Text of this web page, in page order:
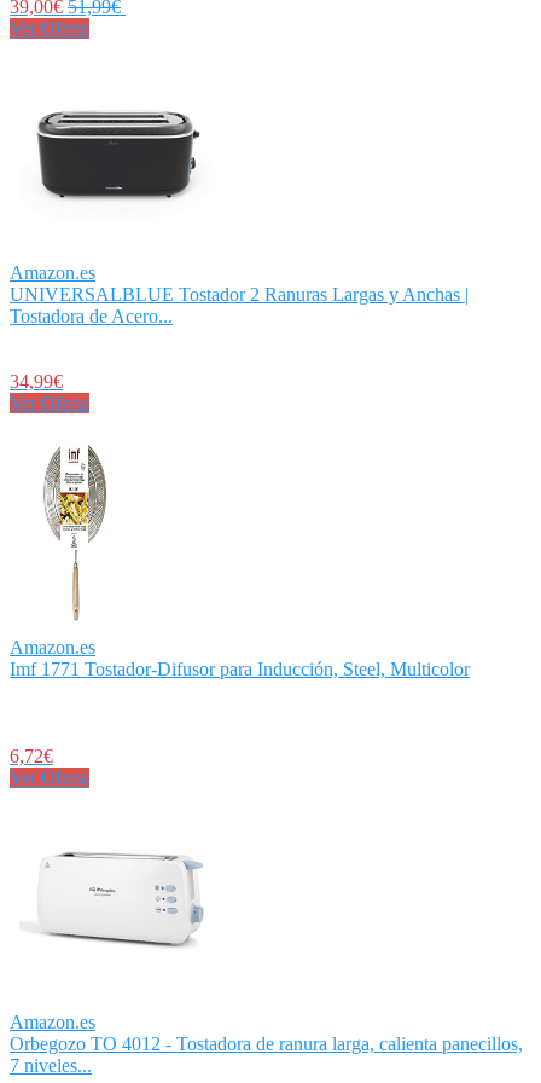
39,00€ 51,99€
Ver Oferta
Amazon.es
UNIVERSALBLUE Tostador 2 Ranuras Largas y Anchas |
Tostadora de Acero...
34,99€
Ver Oferta
Amazon.es
Imf 1771 Tostador-Difusor para Inducción, Steel, Multicolor
6,72€
Ver Oferta
Amazon.es
Orbegozo TO 4012 - Tostadora de ranura larga, calienta panecillos,
7 niveles...